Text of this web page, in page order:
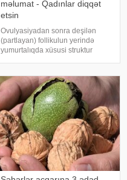
məlumat - Qadınlar diqqət
etsin
Ovulyasiyadan sonra deşilən
(partlayan) follikulun yerində
yumurtalıqda xüsusi struktur
olan progesteron hazırlayır.
Progesteronun təsiri altınd